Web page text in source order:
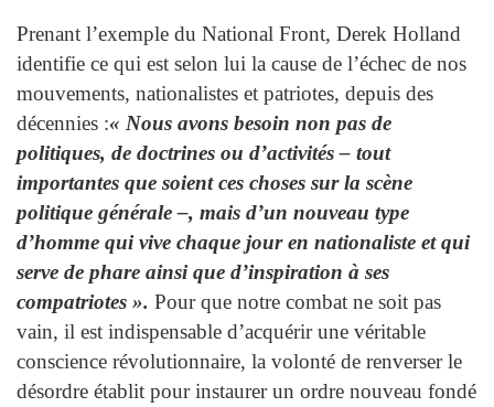
Prenant l’exemple du National Front, Derek Holland
identifie ce qui est selon lui la cause de l’échec de nos
mouvements, nationalistes et patriotes, depuis des
décennies :« Nous avons besoin non pas de
politiques, de doctrines ou d’activités – tout
importantes que soient ces choses sur la scène
politique générale –, mais d’un nouveau type
d’homme qui vive chaque jour en nationaliste et qui
serve de phare ainsi que d’inspiration à ses
compatriotes ». Pour que notre combat ne soit pas
vain, il est indispensable d’acquérir une véritable
conscience révolutionnaire, la volonté de renverser le
désordre établit pour instaurer un ordre nouveau fondé